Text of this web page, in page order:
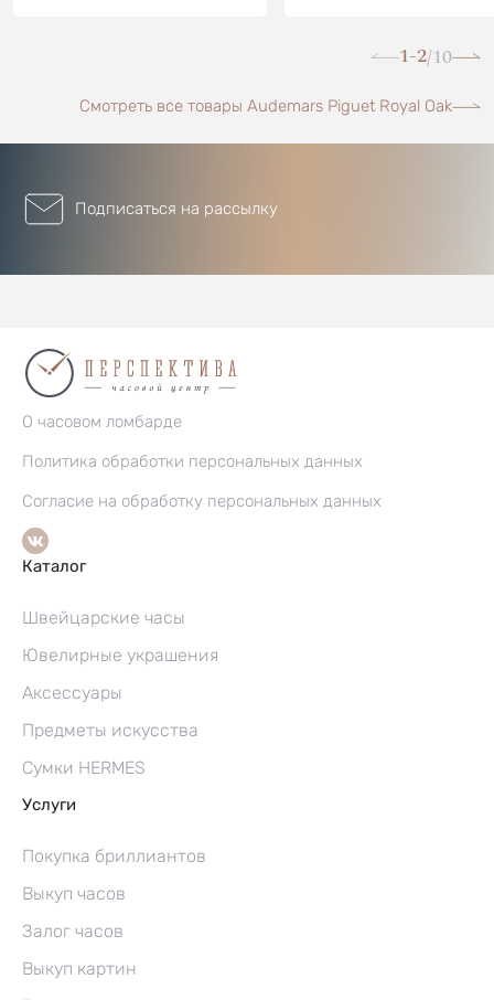
1-2/10
Смотреть все товары Audemars Piguet Royal Oak
Подписаться на рассылку
О часовом ломбарде
Политика обработки персональных данных
Согласие на обработку персональных данных
Каталог
Швейцарские часы
Ювелирные украшения
Аксессуары
Предметы искусства
Сумки HERMES
Услуги
Покупка бриллиантов
Выкуп часов
Залог часов
Выкуп картин